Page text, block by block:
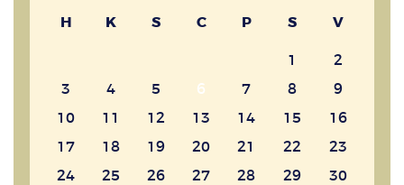
H K S C P S V
1
2
3
4 5 6 7 8
9
10
11 12 13 14 15
16
17
18 19 20 21 22
23
24
25 26 27 28 29
30